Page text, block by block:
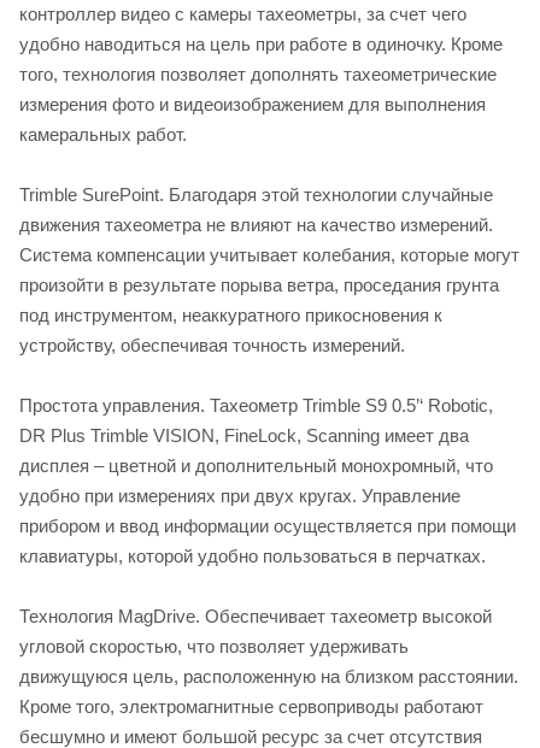
контроллер видео с камеры тахеометры, за счет чего
удобно наводиться на цель при работе в одиночку. Кроме
того, технология позволяет дополнять тахеометрические
измерения фото и видеоизображением для выполнения
камеральных работ.
Trimble SurePoint. Благодаря этой технологии случайные
движения тахеометра не влияют на качество измерений.
Система компенсации учитывает колебания, которые могут
произойти в результате порыва ветра, проседания грунта
под инструментом, неаккуратного прикосновения к
устройству, обеспечивая точность измерений.
Простота управления. Тахеометр Trimble S9 0.5’‘ Robotic,
DR Plus Trimble VISION, FineLock, Scanning имеет два
дисплея – цветной и дополнительный монохромный, что
удобно при измерениях при двух кругах. Управление
прибором и ввод информации осуществляется при помощи
клавиатуры, которой удобно пользоваться в перчатках.
Технология MagDrive. Обеспечивает тахеометр высокой
угловой скоростью, что позволяет удерживать
движущуюся цель, расположенную на близком расстоянии.
Кроме того, электромагнитные сервоприводы работают
бесшумно и имеют большой ресурс за счет отсутствия